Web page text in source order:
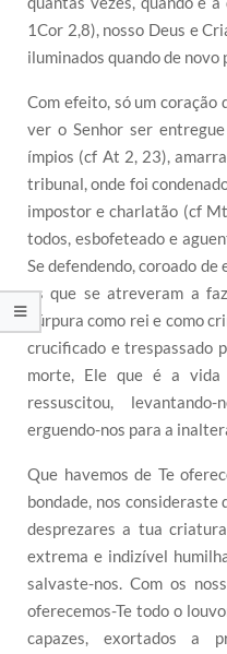
1Cor 2,8), nosso Deus e
iluminados quando de
Com efeito, só um coração
ver o Senhor ser
ímpios (cf At 2, 23),
tribunal, onde foi
impostor e charlatão (cf
todos, esbofeteado e
Se defendendo, coroado de
os que se atreveram a
púrpura como rei e como
crucificado e trespassado
morte, Ele que é a vida
ressuscitou,
erguendo-nos para a
Que havemos de Te
bondade, nos consideraste
desprezares a tua
extrema e indizível
salvaste-nos. Com os
oferecemos-Te todo o
capazes, exortados a